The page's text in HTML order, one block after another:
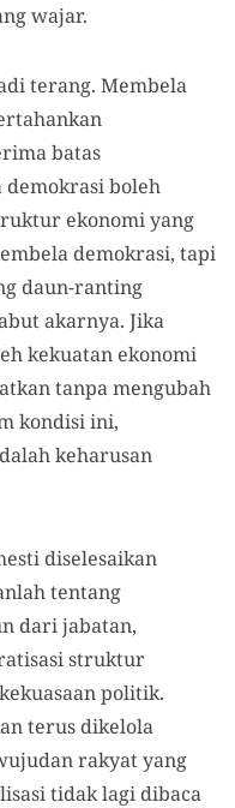
wajar.
terang. Membela
batas
boleh
ekonomi yang
demokrasi, tapi
daun-ranting
akarnya. Jika
kekuatan ekonomi
tanpa mengubah
kondisi ini,
keharusan
diselesaikan
tentang
dari jabatan,
struktur
politik.
terus dikelola
rakyat yang
tidak lagi dibaca